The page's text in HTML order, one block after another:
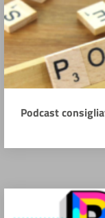
Podcast